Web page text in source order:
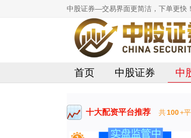
中股证券—交易界面更简洁，下单更快！
首页 中股证券 中
十大配资平台推荐 共100+